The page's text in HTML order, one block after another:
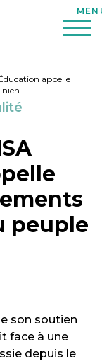
appelle
peuple
son soutien
face à une
depuis le